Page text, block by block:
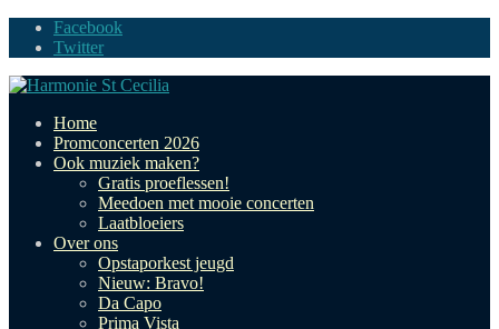
Facebook
Twitter
Home
Promconcerten 2026
Ook muziek maken?
Gratis proeflessen!
Meedoen met mooie concerten
Laatbloeiers
Over ons
Opstaporkest jeugd
Nieuw: Bravo!
Da Capo
Prima Vista